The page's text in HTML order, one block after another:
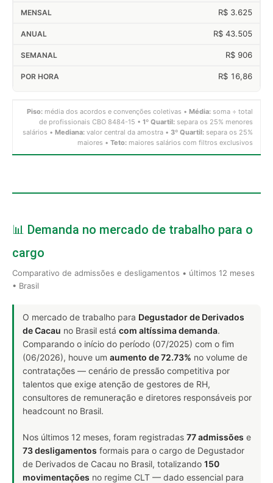
R$ 3.625
R$ 43.505
R$ 906
R$ 16,86
Piso: média dos acordos e convenções coletivas • Média: soma ÷ total
de profissionais CBO 8484-15 • 1º Quartil: separa os 25% menores
salários • Mediana: valor central da amostra • 3º Quartil: separa os 25%
maiores • Teto: maiores salários com filtros exclusivos
📊 Demanda no mercado de trabalho para o
cargo
Comparativo de admissões e desligamentos • últimos 12 meses
• Brasil
O mercado de trabalho para Degustador de Derivados
de Cacau no Brasil está com altíssima demanda.
Comparando o início do período (07/2025) com o fim
(06/2026), houve um aumento de 72.73% no volume de
contratações — cenário de pressão competitiva por
talentos que exige atenção de gestores de RH,
consultores de remuneração e diretores responsáveis por
headcount no Brasil.
Nos últimos 12 meses, foram registradas 77 admissões e
73 desligamentos formais para o cargo de Degustador
de Derivados de Cacau no Brasil, totalizando 150
movimentações no regime CLT — dado essencial para